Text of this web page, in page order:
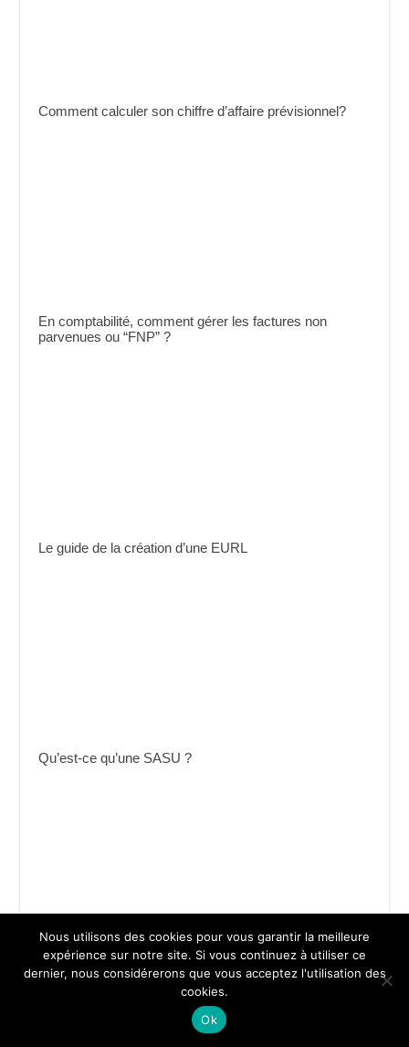
Comment calculer son chiffre d’affaire prévisionnel?
En comptabilité, comment gérer les factures non
parvenues ou “FNP” ?
Le guide de la création d’une EURL
Qu’est-ce qu’une SASU ?
Les formalités pour créer une SASU
Nous utilisons des cookies pour vous garantir la meilleure
expérience sur notre site. Si vous continuez à utiliser ce
dernier, nous considérerons que vous acceptez l'utilisation des
cookies.
Ok